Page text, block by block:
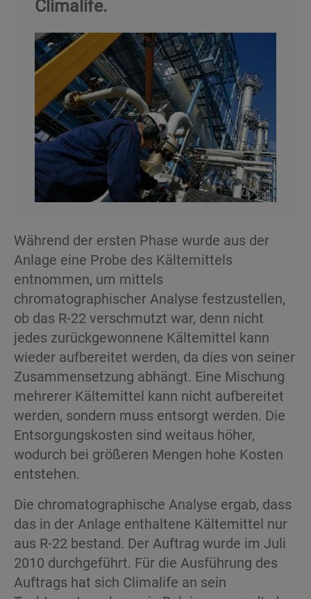
Climalife.
Während der ersten Phase wurde aus der
Anlage eine Probe des Kältemittels
entnommen, um mittels
chromatographischer Analyse festzustellen,
ob das R-22 verschmutzt war, denn nicht
jedes zurückgewonnene Kältemittel kann
wieder aufbereitet werden, da dies von seiner
Zusammensetzung abhängt. Eine Mischung
mehrerer Kältemittel kann nicht aufbereitet
werden, sondern muss entsorgt werden. Die
Entsorgungskosten sind weitaus höher,
wodurch bei größeren Mengen hohe Kosten
entstehen.
Die chromatographische Analyse ergab, dass
das in der Anlage enthaltene Kältemittel nur
aus R-22 bestand. Der Auftrag wurde im Juli
2010 durchgeführt. Für die Ausführung des
Auftrags hat sich Climalife an sein